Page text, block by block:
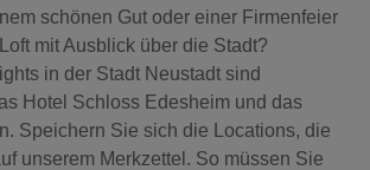
schönen Gut oder einer Firmenfeier
mit Ausblick über die Stadt?
in der Stadt Neustadt sind
Hotel Schloss Edesheim und das
Speichern Sie sich die Locations, die
unserem Merkzettel. So müssen Sie